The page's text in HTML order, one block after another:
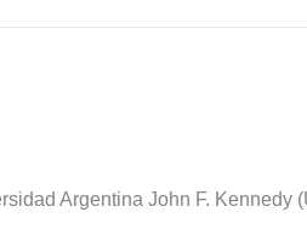
Argentina John F. Kennedy